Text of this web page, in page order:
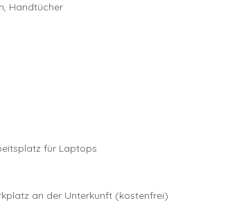
Handtücher
für Laptops
an der Unterkunft (kostenfrei)